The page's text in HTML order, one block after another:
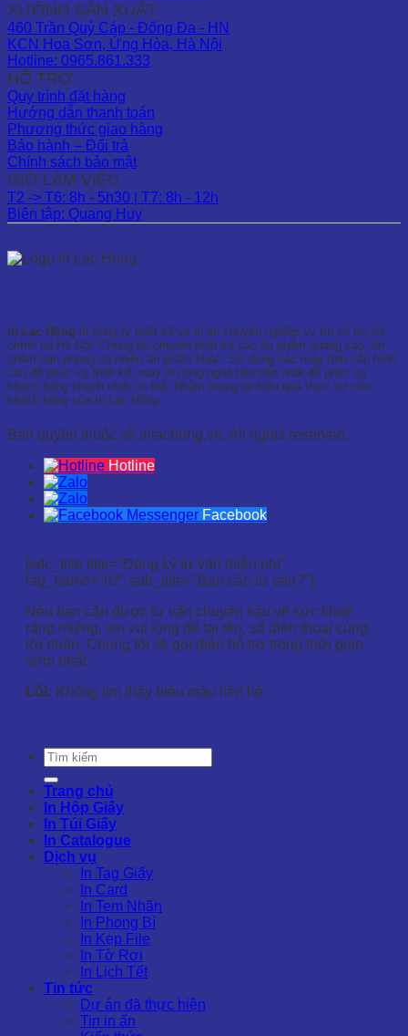
XƯỞNG SẢN XUẤT
460 Trần Quý Cáp - Đống Đa - HN
KCN Hoa Sơn, Ứng Hòa, Hà Nội
Hotline: 0965.861.333
HỖ TRỢ
Quy trình đặt hàng
Hướng dẫn thanh toán
Phương thức giao hàng
Bảo hành – Đổi trả
Chính sách bảo mật
GIỜ LÀM VIỆC
T2 -> T6: 8h - 5h30 | T7: 8h - 12h
Biên tập: Quang Huy
In Lạc Hồng là công ty thiết kế và in ấn chuyên nghiệp uy tín có trụ sở
chính tại Hà Nội. Chúng tôi chuyên thiết kế các ấn phẩm quảng cáo, ấn
phẩm văn phòng và nhiều ấn phẩm khác. Sử dụng các máy tính cấu hình
cao để phục vụ thiết kế, máy in công nghệ tiên tiến nhất để phục vụ
khách hàng nhanh nhất có thể. Nhằm mang lại hiệu quả thực sự cho
khách hàng của In Lạc Hồng.
Bản quyền thuộc về inlachong.vn. All rights reserved.
Hotline
Facebook
[sdc_title title="Đăng ký tư vấn miễn phí"
tag_name="h2" sub_title="Bạn cần tư vấn?"]
Nếu bạn cần được tư vấn chuyên sâu về sức khoẻ
răng miệng, xin vui lòng để tại tên, số điện thoại cùng
lời nhắn. Chúng tôi sẽ gọi điện hỗ trợ trong thời gian
sớm nhất.
Lỗi: Không tìm thấy biểu mẫu liên hệ.
Trang chủ
In Hộp Giấy
In Túi Giấy
In Catalogue
Dịch vụ
In Tag Giấy
In Card
In Tem Nhãn
In Phong Bì
In Kẹp File
In Tờ Rơi
In Lịch Tết
Tin tức
Dự án đã thực hiện
Tin in ấn